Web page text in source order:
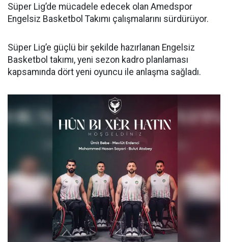
Süper Lig’de mücadele edecek olan Amedspor
Engelsiz Basketbol Takımı çalışmalarını sürdürüyor.
Süper Lig’e güçlü bir şekilde hazırlanan Engelsiz
Basketbol takımı, yeni sezon kadro planlaması
kapsamında dört yeni oyuncu ile anlaşma sağladı.